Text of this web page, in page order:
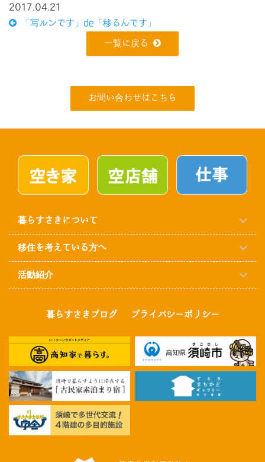
2017.04.21
「写ルンです」de「移るんです」
一覧に戻る
お問い合わせはこちら
暮らすさきについて
移住を考えている方へ
活動紹介
暮らすさきブログ プライバシーポリシー